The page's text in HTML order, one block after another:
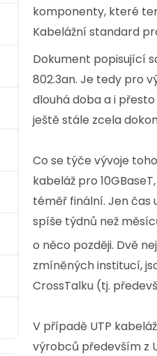
komponenty, které
Kabelážní standard
Dokument popisující
802.3an. Je tedy pro
dlouhá doba a i
ještě stále zcela
Co se týče vývoje
kabeláž pro
téměř finální. Jen čas
spíše týdnů než
o něco později. Dvě
zmíněných institucí,
CrossTalku (tj.
V případě UTP
výrobců především z